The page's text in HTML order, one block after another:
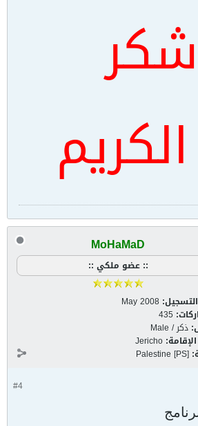
MoHaMaD
:: عضو ملكي ::
May 2008
435
ذكر / Male
Jericho
Palestine [PS]
#4